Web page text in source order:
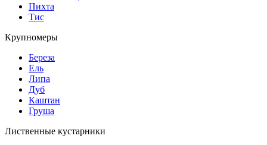
Пихта
Тис
Крупномеры
Береза
Ель
Липа
Дуб
Каштан
Груша
Лиственные кустарники